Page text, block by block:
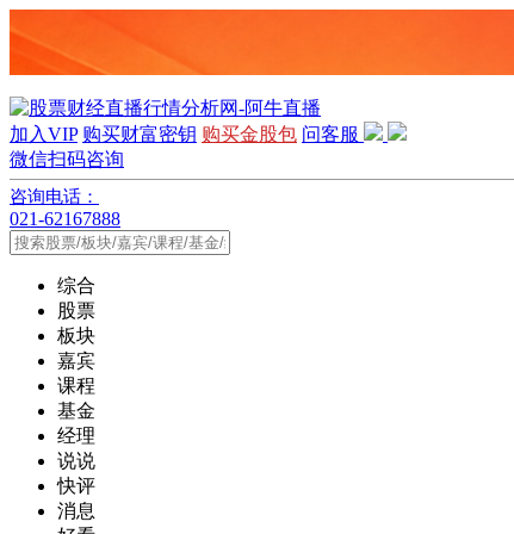
加入VIP 购买财富密钥 购买金股包 问客服
微信扫码咨询
咨询电话：
021-62167888
综合
股票
板块
嘉宾
课程
基金
经理
说说
快评
消息